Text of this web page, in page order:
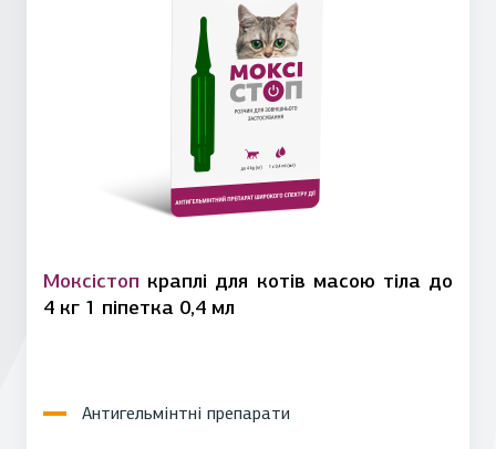
Моксістоп краплі для котів масою тіла до
4 кг 1 піпетка 0,4 мл
Антигельмінтні препарати